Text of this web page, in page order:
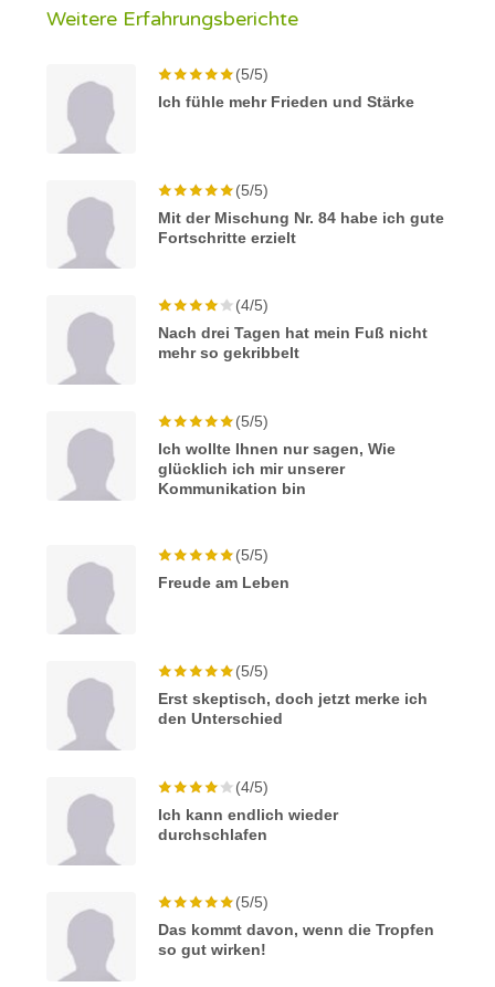
Weitere Erfahrungsberichte
(5/5)
Ich fühle mehr Frieden und Stärke
(5/5)
Mit der Mischung Nr. 84 habe ich gute
Fortschritte erzielt
(4/5)
Nach drei Tagen hat mein Fuß nicht
mehr so gekribbelt
(5/5)
Ich wollte Ihnen nur sagen, Wie
glücklich ich mir unserer
Kommunikation bin
(5/5)
Freude am Leben
(5/5)
Erst skeptisch, doch jetzt merke ich
den Unterschied
(4/5)
Ich kann endlich wieder
durchschlafen
(5/5)
Das kommt davon, wenn die Tropfen
so gut wirken!